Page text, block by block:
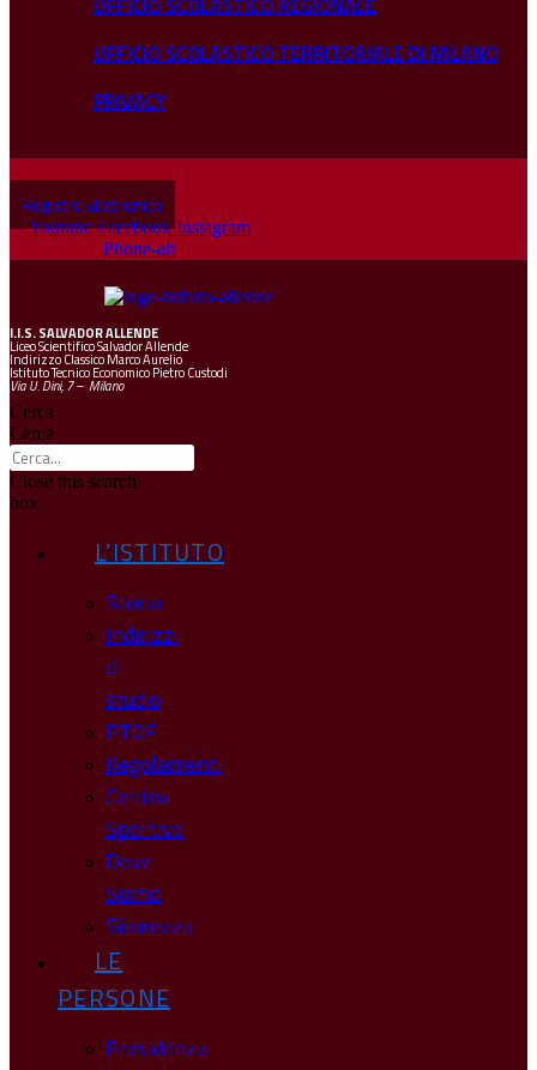
UFFICIO SCOLASTICO TERRITORIALE DI MILANO
PRIVACY
Registro Elettronico
Youtube Facebook Instagram
Phone-alt
I.I.S.SALVADOR ALLENDE
Liceo Scientifico Salvador Allende
Indirizzo Classico Marco Aurelio
Istituto Tecnico Economico Pietro Custodi
Via U. Dini, 7 – Milano
Cerca
Cerca
Close this search
box.
L’ISTITUTO
Storia
Indirizzi
di
studio
PTOF
Regolamenti
Centro
Sportivo
Dove
Siamo
Sicurezza
LE
PERSONE
Presidenza